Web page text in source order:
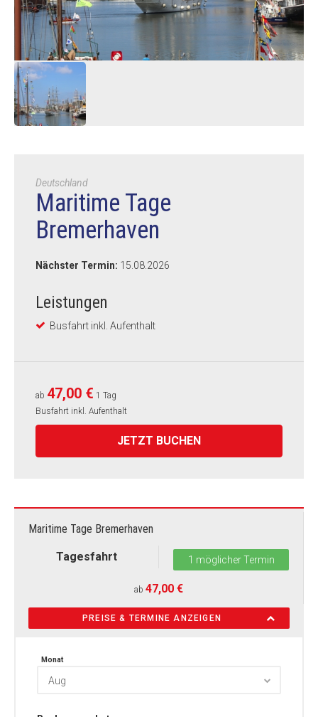
Deutschland
Maritime Tage
Bremerhaven
Nächster Termin: 15.08.2026
Leistungen
Busfahrt inkl. Aufenthalt
ab 47,00 € 1 Tag
Busfahrt inkl. Aufenthalt
JETZT BUCHEN
Maritime Tage Bremerhaven
Tagesfahrt 1 möglicher Termin
ab 47,00 €
PREISE & TERMINE ANZEIGEN
Monat
Aug